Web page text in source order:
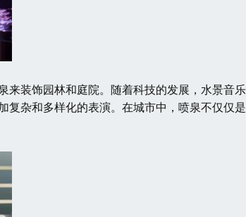
装饰园林和庭院。随着科技的发展，水景音
杂和多样化的表演。在城市中，喷泉不仅仅